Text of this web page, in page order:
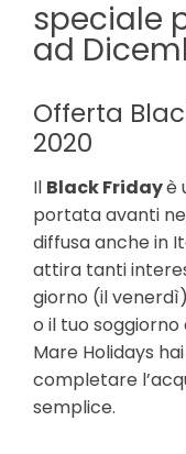
speciale
ad
Offerta
2020
Il Black Fridayè
portata avanti
diffusa anche in
attira tanti
giorno (il
o il tuo
Mare Holidays
completare
semplice.